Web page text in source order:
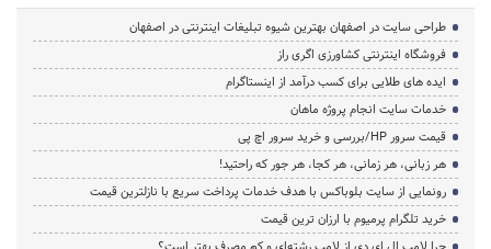
طراحی سایت در اصفهان بهترین شیوه تبلیغات اینترنتی در اصفهان
فروشگاه اینترنتی کشاورزی اگری راز
ایده های طلایی برای کسب درآمد از اینستاگرام
خدمات سایت انجام پروژه ماهان
قیمت سرور HP/بررسی و خرید سرور اچ پی
هر زبانی، هر زمانی، هر کجا، هر جور که راحتید!
رونمایی از سایت بلوباکس با هدف خدمات پرداخت سریع با نازلترین قیمت
خرید تلگرام پرمیوم با ارزان ترین قیمت